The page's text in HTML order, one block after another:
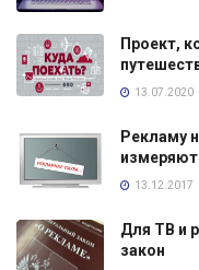
Проект,
13.07.2020
Рекламу
13.12.2017
Для ТВ и
закон